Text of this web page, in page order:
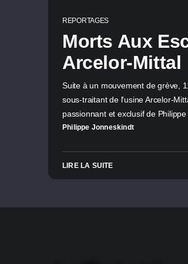
REPORTAGES
Morts Aux
Arcelor-Mittal
Suite à un mouvement de grève,
sous-traitant de l'usine Arcelor-
passionnant et exclusif de
Philippe Jonneskindt
LIRE LA SUITE